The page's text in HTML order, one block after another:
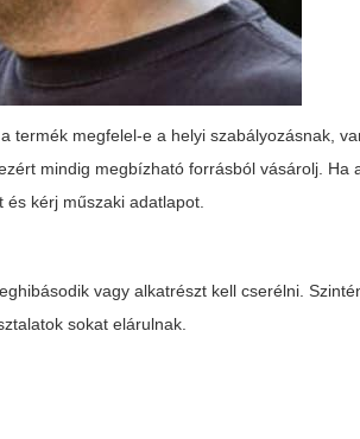
termék megfelel-e a helyi szabályozásnak,
mindig megbízható forrásból vásárolj. Ha
kérj műszaki adatlapot.
vagy alkatrészt kell cserélni.
sokat elárulnak.